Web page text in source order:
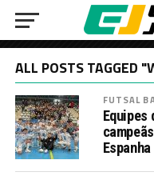
ALL POSTS TAGGED
FUTSAL
Equipes
Espanha